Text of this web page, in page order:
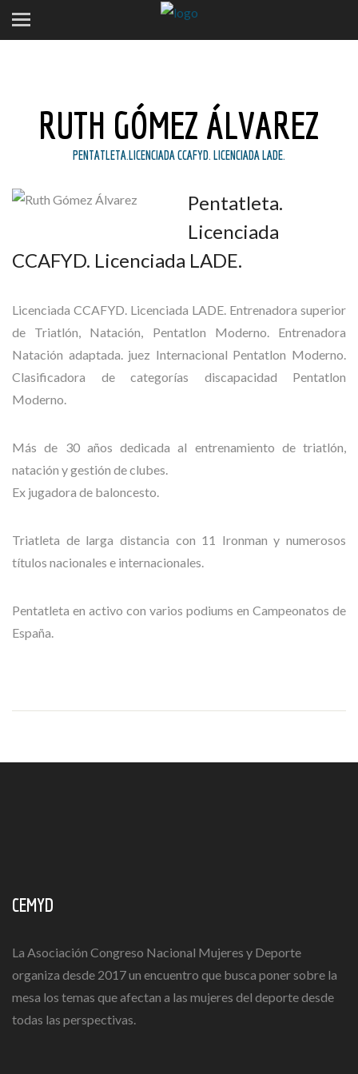
RUTH GÓMEZ ÁLVAREZ
PENTATLETA.LICENCIADA CCAFYD. LICENCIADA LADE.
Pentatleta.
Licenciada
CCAFYD. Licenciada LADE.
Licenciada CCAFYD. Licenciada LADE. Entrenadora superior
de Triatlón, Natación, Pentatlon Moderno. Entrenadora
Natación adaptada. juez Internacional Pentatlon Moderno.
Clasificadora de categorías discapacidad Pentatlon
Moderno.
Más de 30 años dedicada al entrenamiento de triatlón,
natación y gestión de clubes.
Ex jugadora de baloncesto.
Triatleta de larga distancia con 11 Ironman y numerosos
títulos nacionales e internacionales.
Pentatleta en activo con varios podiums en Campeonatos de
España.
CEMYD
La Asociación Congreso Nacional Mujeres y Deporte
organiza desde 2017 un encuentro que busca poner sobre la
mesa los temas que afectan a las mujeres del deporte desde
todas las perspectivas.